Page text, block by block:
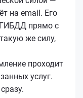
на email. Его
прямо с
же силу,
проходит
услуг.